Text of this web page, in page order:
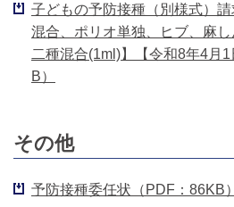
子どもの予防接種（別様式）
混合、ポリオ単独、ヒブ、麻し
二種混合(1ml)】【令和8年4月
B）
その他
予防接種委任状（PDF：86KB）